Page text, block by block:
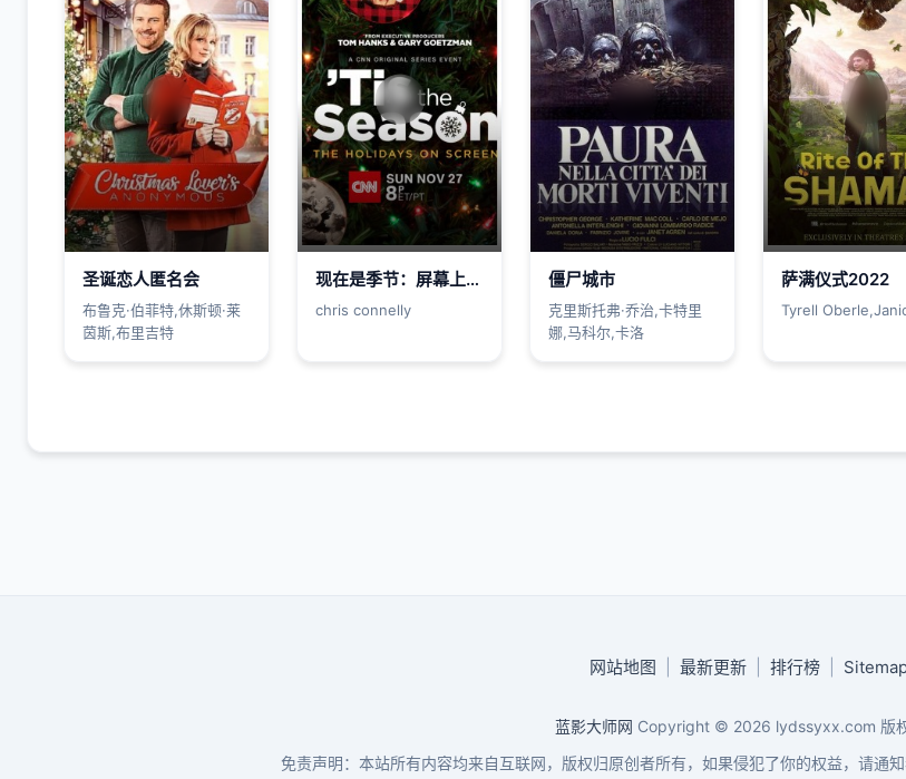
圣诞恋人匿名会
布鲁克·伯菲特,休斯顿·莱
茵斯,布里吉特
现在是季节：屏幕上的假期
chris connelly
僵尸城市
克里斯托弗·乔治,卡特里
娜,马科尔,卡洛
萨满仪式2022
Tyrell
网站地图 最新更新 排行榜
蓝影大师网 Copyright © 2026 lydssyxx.com 版
免责声明：本站所有内容均来自互联网，版权归原创者所有，如果侵犯了你的权益，请通